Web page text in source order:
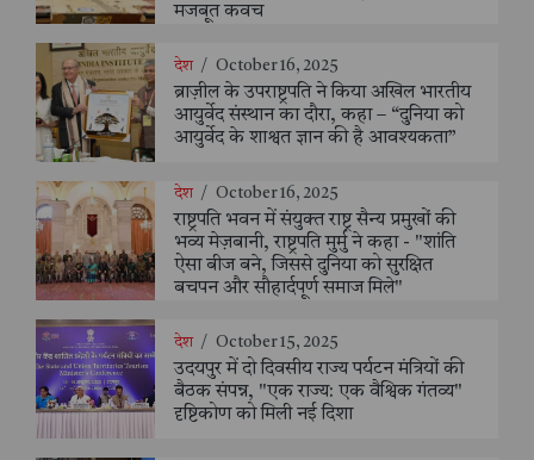
मजबूत कवच
देश / October 16, 2025
ब्राज़ील के उपराष्ट्रपति ने किया अखिल भारतीय
आयुर्वेद संस्थान का दौरा, कहा – “दुनिया को
आयुर्वेद के शाश्वत ज्ञान की है आवश्यकता”
देश / October 16, 2025
राष्ट्रपति भवन में संयुक्त राष्ट्र सैन्य प्रमुखों की
भव्य मेज़बानी, राष्ट्रपति मुर्मु ने कहा - "शांति
ऐसा बीज बने, जिससे दुनिया को सुरक्षित
बचपन और सौहार्दपूर्ण समाज मिले"
देश / October 15, 2025
उदयपुर में दो दिवसीय राज्य पर्यटन मंत्रियों की
बैठक संपन्न, "एक राज्य: एक वैश्विक गंतव्य"
दृष्टिकोण को मिली नई दिशा